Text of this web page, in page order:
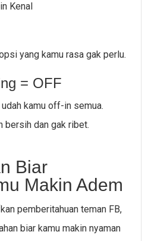
Kenal
yang kamu rasa gak perlu.
= OFF
kamu off-in semua.
bersih dan gak ribet.
Biar
Makin Adem
pemberitahuan teman FB,
biar kamu makin nyaman